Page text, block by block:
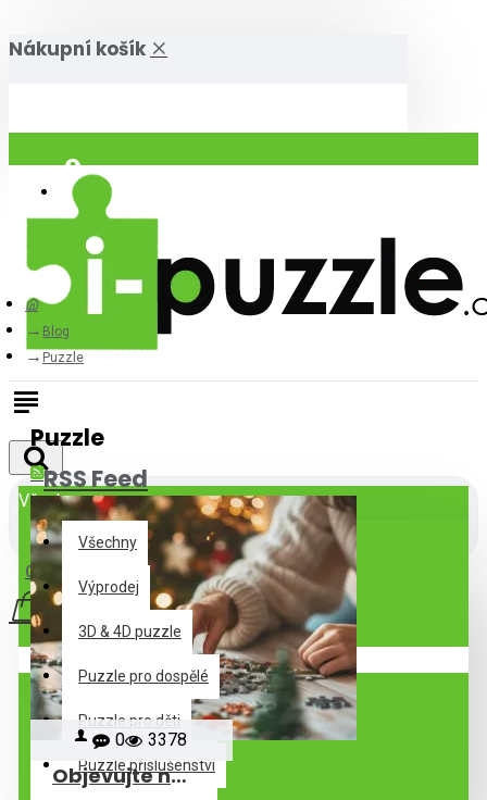
Nákupní košík
Přihlásit
Registrovat
Všechny
Všechny
Výprodej
3D & 4D puzzle
Puzzle pro dospělé
Puzzle pro děti
Puzzle příslušenství
0 položek - 0Kč
Váš nákupní košík je prázdný!
Blog
Puzzle
Puzzle
RSS Feed
0 3378
Objevujte nové puzzle každý den: novinky, výprodej a výběr podle značek